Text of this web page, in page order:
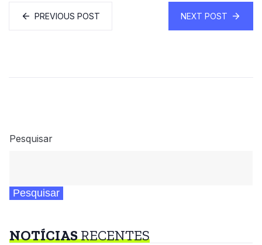
PREVIOUS POST NEXT POST
Pesquisar
Pesquisar
NOTÍCIASRECENTES